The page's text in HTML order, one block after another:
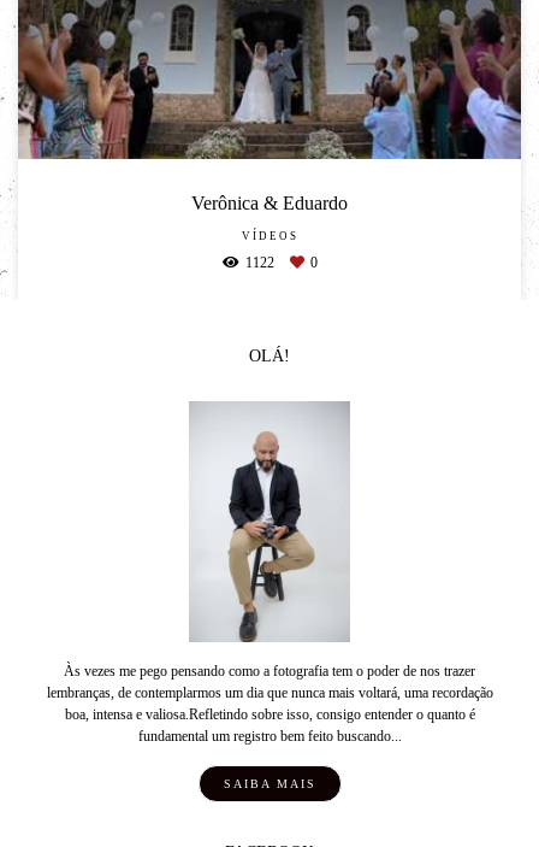
Verônica & Eduardo
VÍDEOS
1122 0
OLÁ!
Às vezes me pego pensando como a fotografia tem o poder de nos trazer
lembranças, de contemplarmos um dia que nunca mais voltará, uma recordação
boa, intensa e valiosa.Refletindo sobre isso, consigo entender o quanto é
fundamental um registro bem feito buscando...
SAIBA MAIS